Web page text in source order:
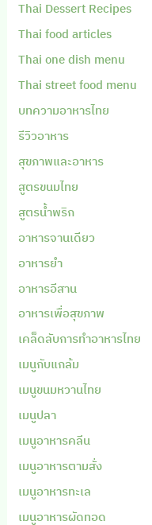
Thai Dessert Recipes
Thai food articles
Thai one dish menu
Thai street food menu
บทความอาหารไทย
รีวิวอาหาร
สุขภาพและอาหาร
สูตรขนมไทย
สูตรน้ำพริก
อาหารจานเดียว
อาหารยำ
อาหารอีสาน
อาหารเพื่อสุขภาพ
เคล็ดลับการทำอาหารไทย
เมนูกับแกล้ม
เมนูขนมหวานไทย
เมนูปลา
เมนูอาหารคลีน
เมนูอาหารตามสั่ง
เมนูอาหารทะเล
เมนูอาหารผัดทอด